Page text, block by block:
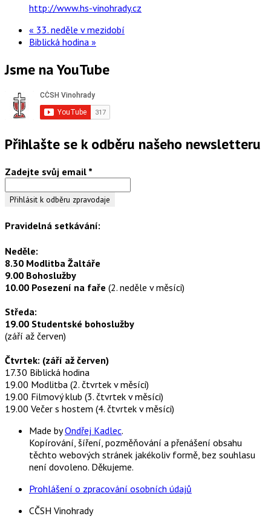
http://www.hs-vinohrady.cz
« 33. neděle v mezidobí
Biblická hodina »
Jsme na YouTube
Přihlašte se k odběru našeho newsletteru
Zadejte svůj email *
Pravidelná setkávání:
Neděle:
8.30 Modlitba Žaltáře
9.00 Bohoslužby
10.00 Posezení na faře (2. neděle v měsíci)
Středa:
19.00 Studentské bohoslužby
(září až červen)
Čtvrtek: (září až červen)
17.30 Biblická hodina
19.00 Modlitba (2. čtvrtek v měsíci)
19.00 Filmový klub (3. čtvrtek v měsíci)
19.00 Večer s hostem (4. čtvrtek v měsíci)
Made byOndřej Kadlec.
Kopírování, šíření, pozměňování a přenášení obsahu
těchto webových stránek jakékoliv formě, bez souhlasu
není dovoleno. Děkujeme.
Prohlášení o zpracování osobních údajů
CČSH Vinohrady